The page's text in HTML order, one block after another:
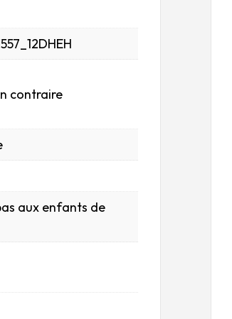
contraire
aux enfants de